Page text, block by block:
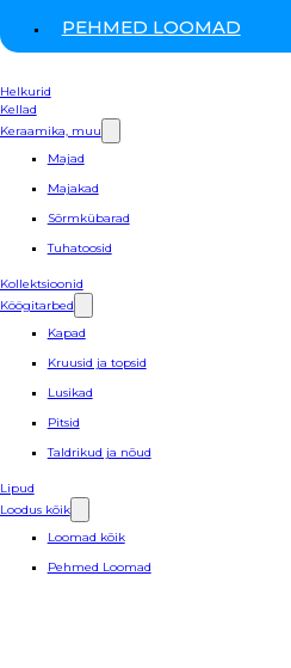
PEHMED LOOMAD
Helkurid
Kellad
Keraamika, muu
Majad
Majakad
Sõrmkübarad
Tuhatoosid
Kollektsioonid
Köögitarbed
Kapad
Kruusid ja topsid
Lusikad
Pitsid
Taldrikud ja nõud
Lipud
Loodus kõik
Loomad kõik
Pehmed Loomad